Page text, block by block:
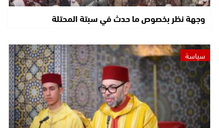
وجهة نظر بخصوص ما حدث في سبتة المحتلة
سياسة